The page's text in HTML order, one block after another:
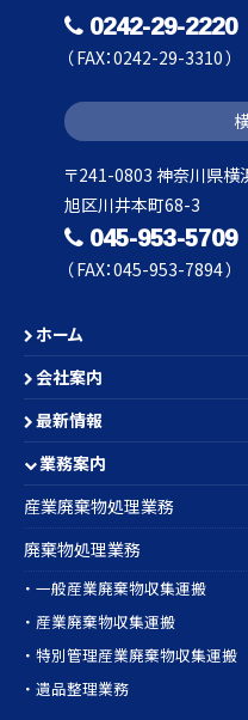
0242-29-2220
（ FAX：0242-29-3310 ）
〒241-0803 神奈川県横
旭区川井本町68-3
045-953-5709
（ FAX：045-953-7894 ）
ホーム
会社案内
最新情報
業務案内
産業廃棄物処理業務
廃棄物処理業務
・ 一般産業廃棄物収集運搬
・ 産業廃棄物収集運搬
・ 特別管理産業廃棄物収集運搬
・ 遺品整理業務